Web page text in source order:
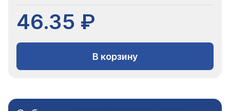
46.35 ₽
В корзину